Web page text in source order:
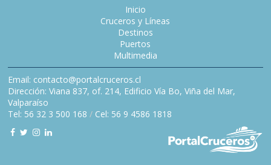
Inicio
Cruceros y Líneas
Destinos
Puertos
Multimedia
Email: contacto@portalcruceros.cl
Dirección: Viana 837, of. 214, Edificio Vía Bo, Viña del Mar,
Valparaíso
Tel: 56 32 3 500 168 / Cel: 56 9 4586 1818